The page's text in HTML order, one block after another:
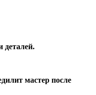
деталей.
мастер после